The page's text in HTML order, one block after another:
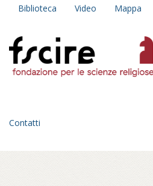
Biblioteca Video Mappa
Contatti